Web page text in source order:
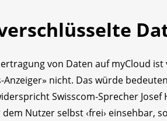
von Daten auf myCloud
Anzeiger» nicht. Das würde
Swisscom-Sprecher
dem Nutzer selbst ‹frei› einsehbar,